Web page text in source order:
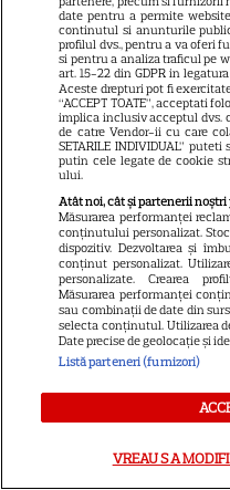
Ce
pe
ALTE
date pentru a permite
continutul si anunturile
profilul dvs., pentru a va oferi
si pentru a analiza traficul pe
art. 15-22 din GDPR in
Aceste drepturi pot fi
“ACCEPT TOATE”, acceptati
implica inclusiv acceptul dvs.
de catre Vendor-ii cu care
SETARILE INDIVIDUAL”
putin cele legate de cookie
ului.
Atât noi, cât și partenerii
Măsurarea performanței
conținutului personalizat.
dispozitiv. Dezvoltarea și
conținut personalizat.
personalizate. Crearea
Măsurarea performanței
sau combinații de date din
selecta conținutul. Utilizarea
Date precise de geolocație și
Listă parteneri (furnizori)
VREAU SA